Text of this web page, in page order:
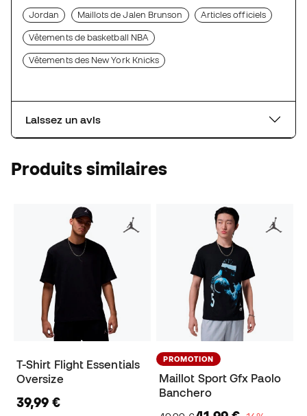
Jordan Maillots de Jalen Brunson Articles officiels
Vêtements de basketball NBA
Vêtements des New York Knicks
Laissez un avis
Produits similaires
T-Shirt Flight Essentials
Oversize
39,99 €
PROMOTION
Maillot Sport Gfx Paolo
Banchero